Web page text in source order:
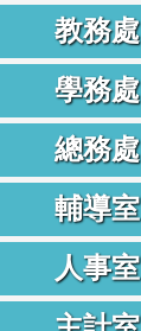
教務處
學務處
總務處
輔導室
人事室